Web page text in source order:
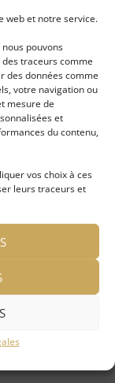
web et notre service.
pouvons
traceurs comme
des données comme
votre navigation ou
mesure de
et
du contenu,
vos choix à ces
leurs traceurs et
pour voir le
Ajouter
d'envies
en métal
pour voir le